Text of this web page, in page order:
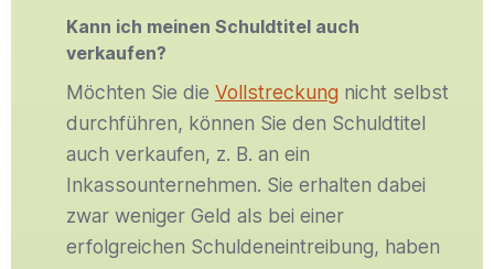
Kann ich meinen Schuldtitel auch
verkaufen?
Möchten Sie die Vollstreckung nicht selbst
durchführen, können Sie den Schuldtitel
auch verkaufen, z. B. an ein
Inkassounternehmen. Sie erhalten dabei
zwar weniger Geld als bei einer
erfolgreichen Schuldeneintreibung, haben